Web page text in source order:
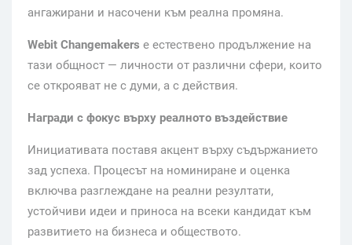
ангажирани и насочени към реална промяна.
Webit Changemakers е естествено продължение на
тази общност — личности от различни сфери, които
се открояват не с думи, а с действия.
Награди с фокус върху реалното въздействие
Инициативата поставя акцент върху съдържанието
зад успеха. Процесът на номиниране и оценка
включва разглеждане на реални резултати,
устойчиви идеи и приноса на всеки кандидат към
развитието на бизнеса и обществото.